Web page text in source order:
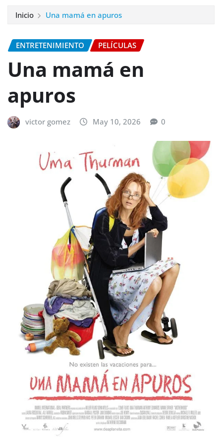
Inicio Una mamá en apuros
ENTRETENIMIENTO PELÍCULAS
Una mamá en
apuros
victor gomez May 10, 2026 0